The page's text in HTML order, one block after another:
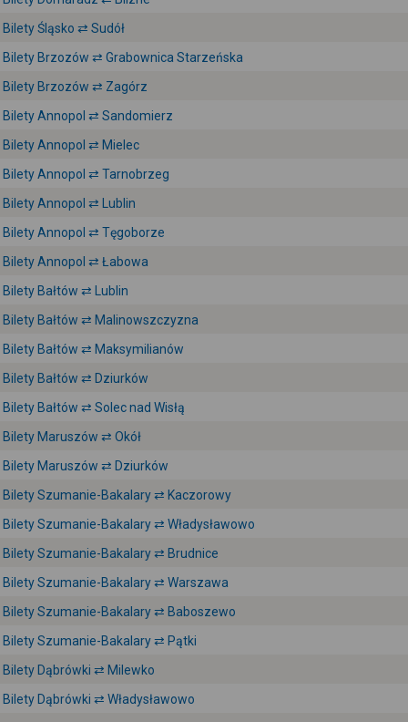
Bilety Śląsko ⇄ Sudół
Bilety Brzozów ⇄ Grabownica Starzeńska
Bilety Brzozów ⇄ Zagórz
Bilety Annopol ⇄ Sandomierz
Bilety Annopol ⇄ Mielec
Bilety Annopol ⇄ Tarnobrzeg
Bilety Annopol ⇄ Lublin
Bilety Annopol ⇄ Tęgoborze
Bilety Annopol ⇄ Łabowa
Bilety Bałtów ⇄ Lublin
Bilety Bałtów ⇄ Malinowszczyzna
Bilety Bałtów ⇄ Maksymilianów
Bilety Bałtów ⇄ Dziurków
Bilety Bałtów ⇄ Solec nad Wisłą
Bilety Maruszów ⇄ Okół
Bilety Maruszów ⇄ Dziurków
Bilety Szumanie-Bakalary ⇄ Kaczorowy
Bilety Szumanie-Bakalary ⇄ Władysławowo
Bilety Szumanie-Bakalary ⇄ Brudnice
Bilety Szumanie-Bakalary ⇄ Warszawa
Bilety Szumanie-Bakalary ⇄ Baboszewo
Bilety Szumanie-Bakalary ⇄ Pątki
Bilety Dąbrówki ⇄ Milewko
Bilety Dąbrówki ⇄ Władysławowo